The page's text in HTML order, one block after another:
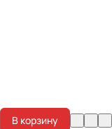
В корзину